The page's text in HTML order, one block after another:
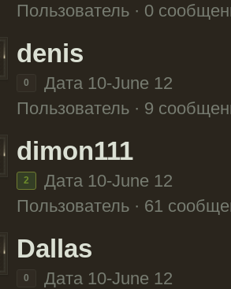
Пользователь · 0
denis
0
Дата 10-June 12
Пользователь · 9
dimon111
2
Дата 10-June 12
Пользователь · 61
Dallas
0
Дата 10-June 12